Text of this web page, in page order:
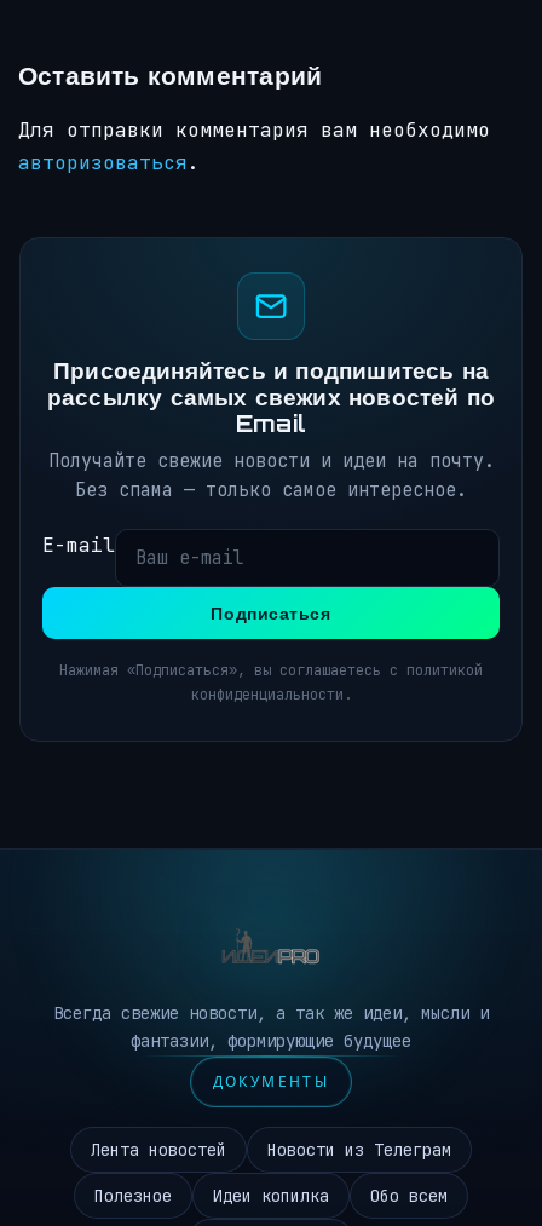
Оставить комментарий
Для отправки комментария вам необходимо
авторизоваться.
Присоединяйтесь и подпишитесь на
рассылку самых свежих новостей по
Email
Получайте свежие новости и идеи на почту.
Без спама — только самое интересное.
E-mail
Подписаться
Нажимая «Подписаться», вы соглашаетесь с политикой
конфиденциальности.
Всегда свежие новости, а так же идеи, мысли и
фантазии, формирующие будущее
ДОКУМЕНТЫ
Лента новостей Новости из Телеграм
Полезное Идеи копилка Обо всем